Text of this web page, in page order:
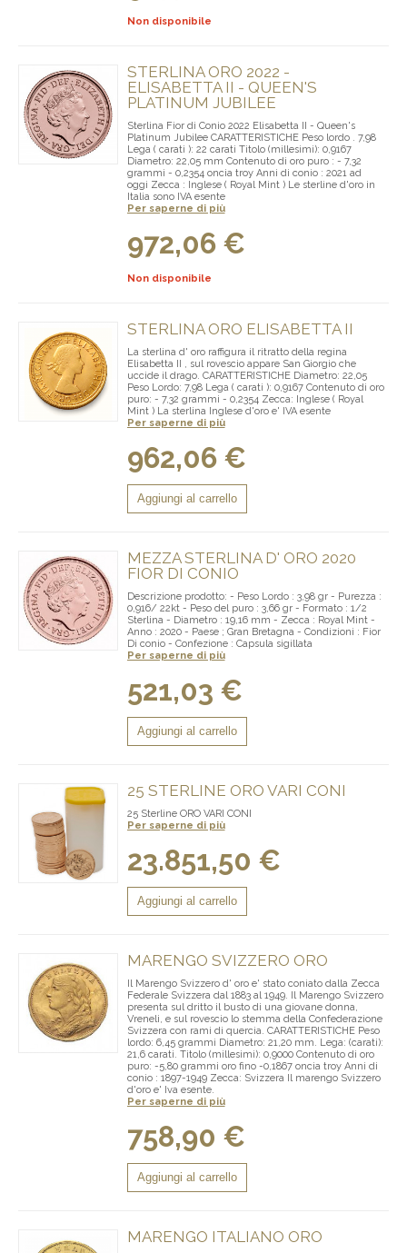
Non disponibile
STERLINA ORO 2022 -
ELISABETTA II - QUEEN'S
PLATINUM JUBILEE
Sterlina Fior di Conio 2022 Elisabetta II - Queen's
Platinum Jubilee CARATTERISTICHE Peso lordo . 7,98
Lega ( carati ): 22 carati Titolo (millesimi): 0,9167
Diametro: 22,05 mm Contenuto di oro puro : - 7,32
grammi - 0,2354 oncia troy Anni di conio : 2021 ad
oggi Zecca : Inglese ( Royal Mint ) Le sterline d'oro in
Italia sono IVA esente
Per saperne di più
972,06 €
Non disponibile
STERLINA ORO ELISABETTA II
La sterlina d' oro raffigura il ritratto della regina
Elisabetta II , sul rovescio appare San Giorgio che
uccide il drago. CARATTERISTICHE Diametro: 22,05
Peso Lordo: 7,98 Lega ( carati ): 0,9167 Contenuto di oro
puro: - 7,32 grammi - 0,2354 Zecca: Inglese ( Royal
Mint ) La sterlina Inglese d'oro e' IVA esente
Per saperne di più
962,06 €
Aggiungi al carrello
MEZZA STERLINA D' ORO 2020
FIOR DI CONIO
Descrizione prodotto: - Peso Lordo : 3,98 gr - Purezza :
0,916/ 22kt - Peso del puro : 3,66 gr - Formato : 1/2
Sterlina - Diametro : 19,16 mm - Zecca : Royal Mint -
Anno : 2020 - Paese ; Gran Bretagna - Condizioni : Fior
Di conio - Confezione : Capsula sigillata
Per saperne di più
521,03 €
Aggiungi al carrello
25 STERLINE ORO VARI CONI
25 Sterline ORO VARI CONI
Per saperne di più
23.851,50 €
Aggiungi al carrello
MARENGO SVIZZERO ORO
Il Marengo Svizzero d' oro e' stato coniato dalla Zecca
Federale Svizzera dal 1883 al 1949. Il Marengo Svizzero
presenta sul dritto il busto di una giovane donna,
Vreneli, e sul rovescio lo stemma della Confederazione
Svizzera con rami di quercia. CARATTERISTICHE Peso
lordo: 6,45 grammi Diametro: 21,20 mm. Lega: (carati):
21,6 carati. Titolo (millesimi): 0,9000 Contenuto di oro
puro: -5,80 grammi oro fino -0,1867 oncia troy Anni di
conio : 1897-1949 Zecca: Svizzera Il marengo Svizzero
d'oro e' Iva esente.
Per saperne di più
758,90 €
Aggiungi al carrello
MARENGO ITALIANO ORO